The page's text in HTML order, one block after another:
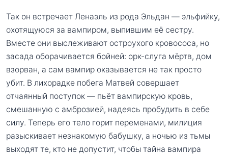
Так он встречает Ленаэль из рода Эльдан — эльфийку,
охотящуюся за вампиром, выпившим её сестру.
Вместе они выслеживают остроухого кровососа, но
засада оборачивается бойней: орк-слуга мёртв, дом
взорван, а сам вампир оказывается не так просто
убит. В лихорадке побега Матвей совершает
отчаянный поступок — пьёт вампирскую кровь,
смешанную с амброзией, надеясь пробудить в себе
силу. Теперь его тело горит переменами, милиция
разыскивает незнакомую бабушку, а ночью из тьмы
выходят те, кто не допустит, чтобы тайна вампира